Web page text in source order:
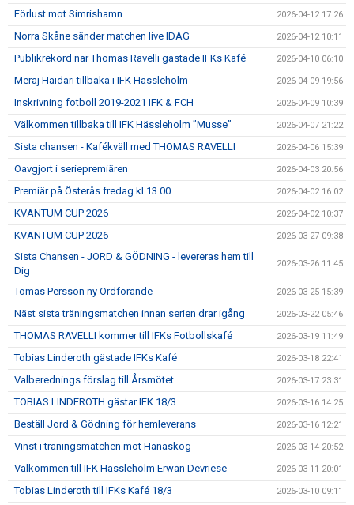
Förlust mot Simrishamn 2026-04-12 17:26
Norra Skåne sänder matchen live IDAG 2026-04-12 10:11
Publikrekord när Thomas Ravelli gästade IFKs Kafé 2026-04-10 06:10
Meraj Haidari tillbaka i IFK Hässleholm 2026-04-09 19:56
Inskrivning fotboll 2019-2021 IFK & FCH 2026-04-09 10:39
Välkommen tillbaka till IFK Hässleholm ”Musse” 2026-04-07 21:22
Sista chansen - Kafékväll med THOMAS RAVELLI 2026-04-06 15:39
Oavgjort i seriepremiären 2026-04-03 20:56
Premiär på Österås fredag kl 13.00 2026-04-02 16:02
KVANTUM CUP 2026 2026-04-02 10:37
KVANTUM CUP 2026 2026-03-27 09:38
Sista Chansen - JORD & GÖDNING - levereras hem till
Dig
2026-03-26 11:45
Tomas Persson ny Ordförande 2026-03-25 15:39
Näst sista träningsmatchen innan serien drar igång 2026-03-22 05:46
THOMAS RAVELLI kommer till IFKs Fotbollskafé 2026-03-19 11:49
Tobias Linderoth gästade IFKs Kafé 2026-03-18 22:41
Valberednings förslag till Årsmötet 2026-03-17 23:31
TOBIAS LINDEROTH gästar IFK 18/3 2026-03-16 14:25
Beställ Jord & Gödning för hemleverans 2026-03-16 12:21
Vinst i träningsmatchen mot Hanaskog 2026-03-14 20:52
Välkommen till IFK Hässleholm Erwan Devriese 2026-03-11 20:01
Tobias Linderoth till IFKs Kafé 18/3 2026-03-10 09:11